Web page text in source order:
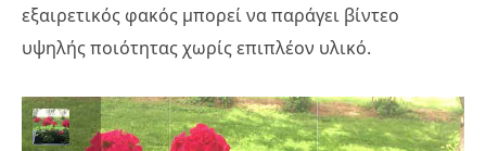
εξαιρετικός φακός μπορεί να παράγει βίντεο
υψηλής ποιότητας χωρίς επιπλέον υλικό.